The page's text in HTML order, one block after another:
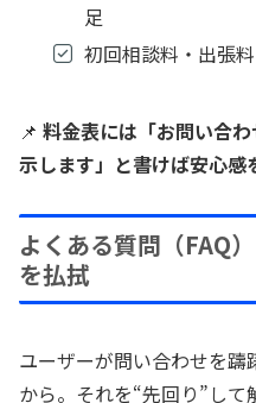
足
初回相談料・出張
📌 料金表には「お問い合
示します」と書けば安心感
よくある質問（FAQ
を払拭
ユーザーが問い合わせを
から。それを“先回り”して